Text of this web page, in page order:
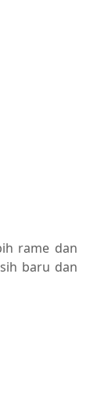
rame dan
baru dan